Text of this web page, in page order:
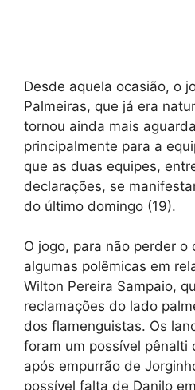
Desde aquela ocasião, o
Palmeiras, que já era
tornou ainda mais
principalmente para a
que as duas equipes,
declarações, se
do último domingo (19).
O jogo, para não perder o
algumas polêmicas em
Wilton Pereira Sampaio,
reclamações do lado
dos flamenguistas. Os
foram um possível pênalti
após empurrão de
possível falta de Danilo